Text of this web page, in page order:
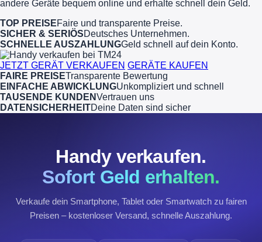
andere Geräte bequem online und erhalte schnell dein Geld.
TOP PREISEFaire und transparente Preise.
SICHER & SERIÖSDeutsches Unternehmen.
SCHNELLE AUSZAHLUNGGeld schnell auf dein Konto.
JETZT GERÄT VERKAUFEN GERÄTE KAUFEN
FAIRE PREISETransparente Bewertung
EINFACHE ABWICKLUNGUnkompliziert und schnell
TAUSENDE KUNDENVertrauen uns
DATENSICHERHEITDeine Daten sind sicher
Handy verkaufen.
Sofort Geld erhalten.
Verkaufe dein Smartphone, Tablet oder Smartwatch zu fairen
Preisen – kostenloser Versand, schnelle Auszahlung.